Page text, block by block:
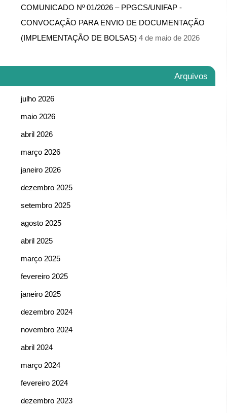
COMUNICADO Nº 01/2026 – PPGCS/UNIFAP -​
CONVOCAÇÃO PARA ENVIO DE DOCUMENTAÇÃO
(IMPLEMENTAÇÃO DE BOLSAS) 4 de maio de 2026
Arquivos
julho 2026
maio 2026
abril 2026
março 2026
janeiro 2026
dezembro 2025
setembro 2025
agosto 2025
abril 2025
março 2025
fevereiro 2025
janeiro 2025
dezembro 2024
novembro 2024
abril 2024
março 2024
fevereiro 2024
dezembro 2023